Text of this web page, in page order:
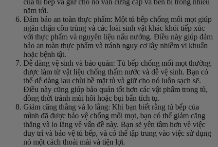
của tủ bếp và giữ cho nó vẫn cứng cáp và bền bỉ trong nhiều
năm tới.
Đảm bảo an toàn thực phẩm: Một tủ bếp chống mối mọt giúp
ngăn chặn côn trùng và các loài sinh vật khác khỏi tiếp xúc
với thực phẩm và nguyên liệu nấu nướng. Điều này giúp đảm
bảo an toàn thực phẩm và tránh nguy cơ lây nhiễm vi khuẩn
hoặc bệnh tật.
Dễ dàng vệ sinh và bảo quản: Tủ bếp chống mối mọt thường
được làm từ vật liệu chống thấm nước và dễ vệ sinh. Bạn có
thể dễ dàng lau chùi bề mặt tủ và giữ cho nó luôn sạch sẽ.
Điều này cũng giúp bảo quản tốt hơn các vật phẩm trong tủ,
đồng thời tránh mùi hôi hoặc bụi bẩn tích tụ.
Giảm căng thẳng và lo lắng: Khi bạn biết rằng tủ bếp của
mình đã được bảo vệ chống mối mọt, bạn có thể giảm căng
thẳng và lo lắng về vấn đề này. Bạn sẽ yên tâm hơn về việc
duy trì và bảo vệ tủ bếp, và có thể tập trung vào việc sử dụng
nó một cách thoải mái và tiện lợi.